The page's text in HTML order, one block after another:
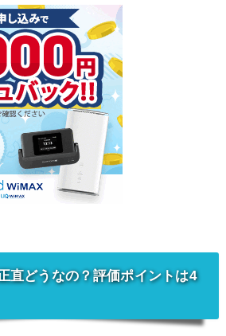
直どうなの？評価ポイントは4